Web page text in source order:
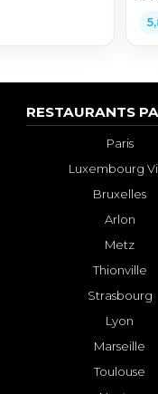
RESTAURANTS
Paris
Luxembourg
Bruxelles
Arlon
Metz
Thionville
Strasbourg
Lyon
Marseille
Toulouse